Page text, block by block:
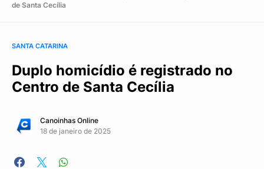
de Santa Cecília
SANTA CATARINA
Duplo homicídio é registrado no
Centro de Santa Cecília
Canoinhas Online
18 de janeiro de 2025